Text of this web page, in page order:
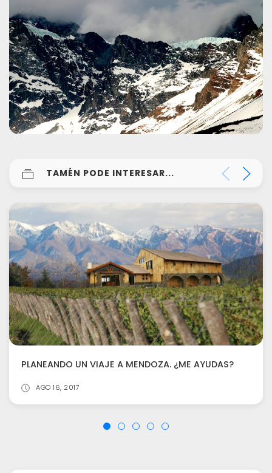
TAMÉN PODE INTERESAR...
PLANEANDO UN VIAJE A MENDOZA. ¿ME AYUDAS?
AGO 16, 2017